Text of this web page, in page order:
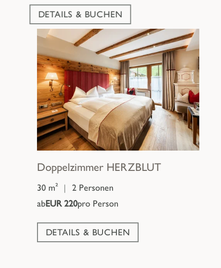
DETAILS & BUCHEN
Doppelzimmer HERZBLUT
30 m² |
2 Personen
abEUR 220pro Person
DETAILS & BUCHEN